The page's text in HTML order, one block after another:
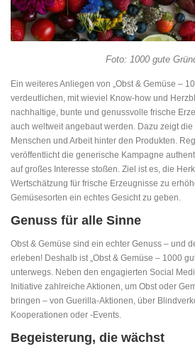
Foto: 1000 gute
Ein weiteres Anliegen von „Obst & Gemüse –
verdeutlichen, mit wieviel Know-how und
nachhaltige, bunte und genussvolle frische
auch weltweit angebaut werden. Dazu zeigt
Menschen und Arbeit hinter den Produkten.
veröffentlicht die generische Kampagne
auf großes Interesse stoßen. Ziel ist es, die
Wertschätzung für frische Erzeugnisse zu
Gemüsesorten ein echtes Gesicht zu geben.
Genuss für alle Sinne
Obst & Gemüse sind ein echter Genuss – und
erleben! Deshalb ist „Obst & Gemüse – 1000
unterwegs. Neben den engagierten Social
Initiative zahlreiche Aktionen, um Obst oder
bringen – von Guerilla-Aktionen, über
Kooperationen oder -Events.
Begeisterung, die wächst